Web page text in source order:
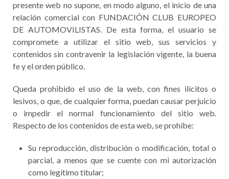
presente web no supone, en modo alguno, el inicio de una
relación comercial con FUNDACIÓN CLUB EUROPEO
DE AUTOMOVILISTAS. De esta forma, el usuario se
compromete a utilizar el sitio web, sus servicios y
contenidos sin contravenir la legislación vigente, la buena
fe y el orden público.
Queda prohibido el uso de la web, con fines ilícitos o
lesivos, o que, de cualquier forma, puedan causar perjuicio
o impedir el normal funcionamiento del sitio web.
Respecto de los contenidos de esta web, se prohíbe:
Su reproducción, distribución o modificación, total o
parcial, a menos que se cuente con mi autorización
como legítimo titular;